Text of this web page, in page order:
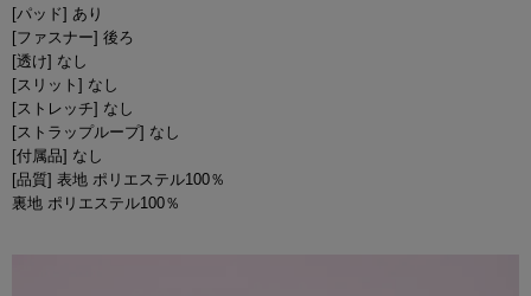
[パッド] あり
[ファスナー] 後ろ
[透け] なし
[スリット] なし
[ストレッチ] なし
[ストラップループ] なし
[付属品] なし
[品質] 表地 ポリエステル100％
裏地 ポリエステル100％